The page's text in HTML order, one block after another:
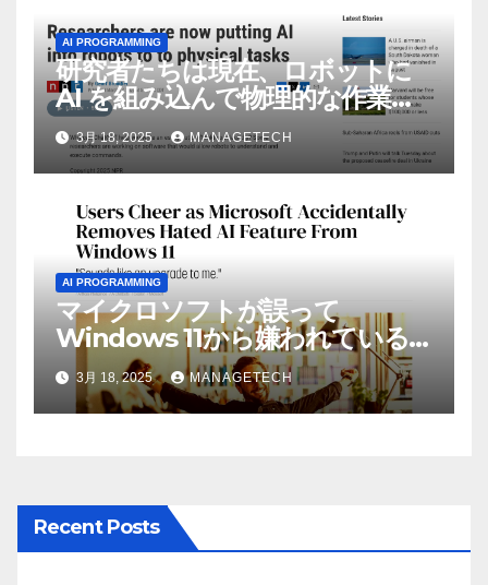
AI PROGRAMMING
研究者たちは現在、ロボットに
AI を組み込んで物理的な作業を
実行させている | ノーザン パブ
リック ラジオ: WNIJ および
WNIU
3月 18, 2025 MANAGETECH
AI PROGRAMMING
マイクロソフトが誤って
Windows 11から嫌われている
AI機能を削除したことにユーザ
ーが歓喜
3月 18, 2025 MANAGETECH
Recent Posts